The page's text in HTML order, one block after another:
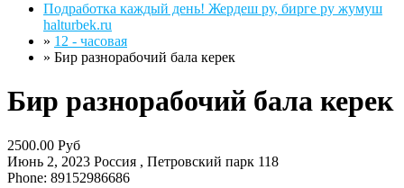
Подработка каждый день! Жердеш ру, бирге ру жумуш
halturbek.ru
» 12 - часовая
» Бир разнорабочий бала керек
Бир разнорабочий бала керек
2500.00 Руб
Июнь 2, 2023 Россия , Петровский парк 118
Phone: 89152986686